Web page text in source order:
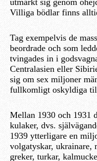
Villiga bödlar finns
Tag exempelvis de
beordrade och som
tvingades in i
Centralasien eller
sig om sex miljoner
fullkomligt oskyldiga
Mellan 1930 och 1931
kulaker, dvs.
1939 ytterligare en
volgatyskar, ukrainare,
greker, turkar,